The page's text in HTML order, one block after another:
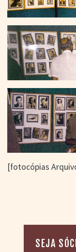
SEJA
[fotocópias